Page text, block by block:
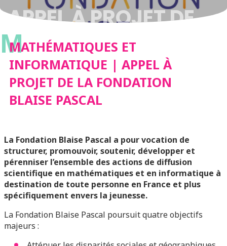
APPEL À PROJET DE
LA FONDATION
BLAISE PASCAL
M
MATHÉMATIQUES ET
INFORMATIQUE | APPEL À
PROJET DE LA FONDATION
BLAISE PASCAL
La Fondation Blaise Pascal a pour vocation de
structurer, promouvoir, soutenir, développer et
pérenniser l’ensemble des actions de diffusion
scientifique en mathématiques et en informatique à
destination de toute personne en France et plus
spécifiquement envers la jeunesse.
La Fondation Blaise Pascal poursuit quatre objectifs
majeurs :